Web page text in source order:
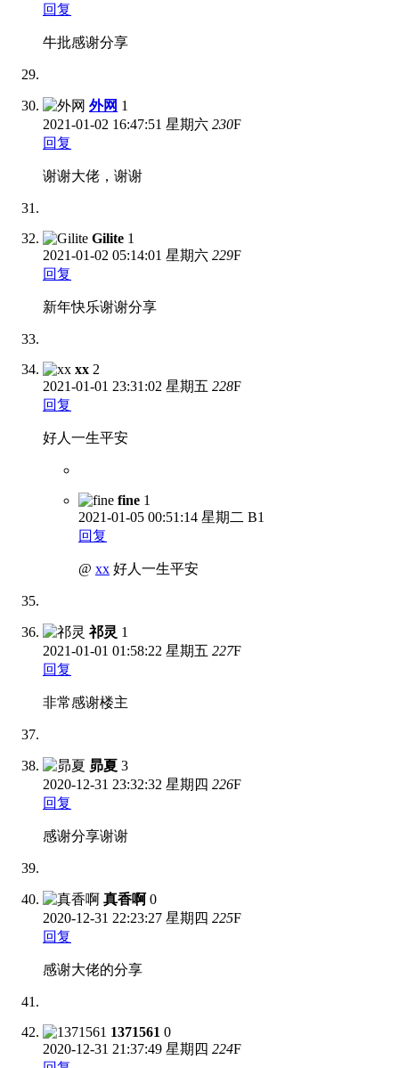
回复
牛批感谢分享
外网 1
2021-01-02 16:47:51 星期六 230F
回复
谢谢大佬，谢谢
Gilite 1
2021-01-02 05:14:01 星期六 229F
回复
新年快乐谢谢分享
xx 2
2021-01-01 23:31:02 星期五 228F
回复
好人一生平安
fine 1
2021-01-05 00:51:14 星期二 B1
回复
@ xx 好人一生平安
祁灵 1
2021-01-01 01:58:22 星期五 227F
回复
非常感谢楼主
昴夏 3
2020-12-31 23:32:32 星期四 226F
回复
感谢分享谢谢
真香啊 0
2020-12-31 22:23:27 星期四 225F
回复
感谢大佬的分享
1371561 0
2020-12-31 21:37:49 星期四 224F